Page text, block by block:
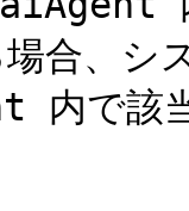
合、シ
内で該